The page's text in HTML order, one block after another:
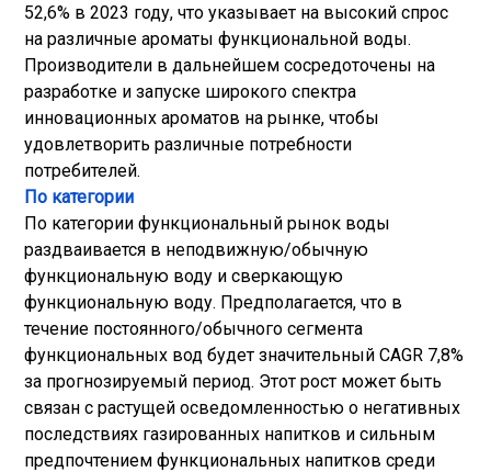
52,6% в 2023 году, что указывает на высокий спрос
на различные ароматы функциональной воды.
Производители в дальнейшем сосредоточены на
разработке и запуске широкого спектра
инновационных ароматов на рынке, чтобы
удовлетворить различные потребности
потребителей.
По категории
По категории функциональный рынок воды
раздваивается в неподвижную/обычную
функциональную воду и сверкающую
функциональную воду. Предполагается, что в
течение постоянного/обычного сегмента
функциональных вод будет значительный CAGR 7,8%
за прогнозируемый период. Этот рост может быть
связан с растущей осведомленностью о негативных
последствиях газированных напитков и сильным
предпочтением функциональных напитков среди